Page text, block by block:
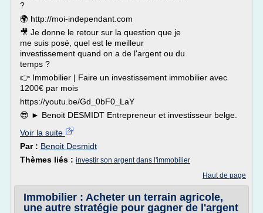
?
🌍 http://moi-independant.com
🎥 Je donne le retour sur la question que je
me suis posé, quel est le meilleur
investissement quand on a de l'argent ou du
temps ?
👉 Immobilier | Faire un investissement immobilier avec
1200€ par mois
https://youtu.be/Gd_0bF0_LaY
😎 ► Benoit DESMIDT Entrepreneur et investisseur belge.
Voir la suite
Par : Benoit Desmidt
Thèmes liés : investir son argent dans l'immobilier
Haut de page
Immobilier : Acheter un terrain agricole,
une autre stratégie pour gagner de l'argent